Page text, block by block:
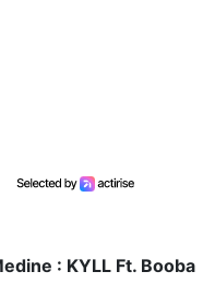
: KYLL Ft. Booba